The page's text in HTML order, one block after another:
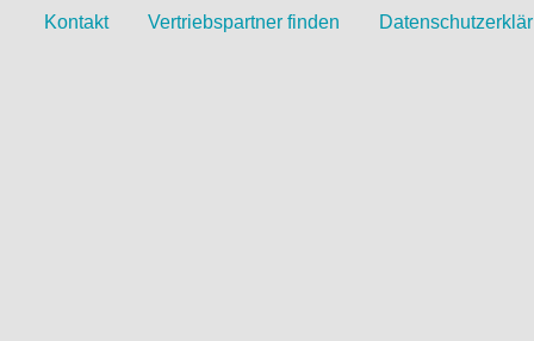
Kontakt Vertriebspartner finden